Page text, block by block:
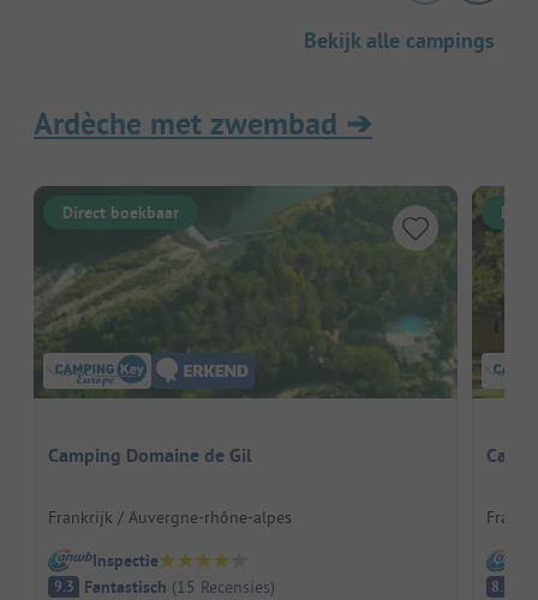
Bekijk alle campings
Ardèche met zwembad ➔
Direct boekbaar
Camping Domaine de Gil
Frankrijk / Auvergne-rhône-alpes
Inspectie
9.3 Fantastisch (15 Recensies)
8.9